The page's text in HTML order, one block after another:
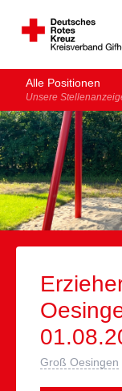
Alle Positionen
Unsere
Groß Oesingen